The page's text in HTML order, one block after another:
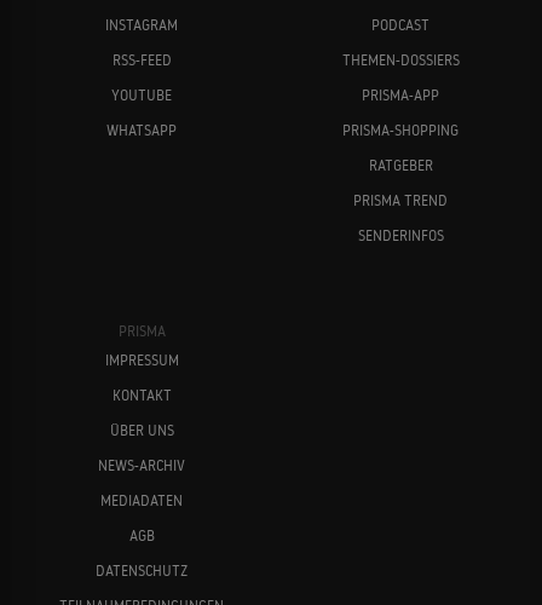
INSTAGRAM
RSS-FEED
YOUTUBE
WHATSAPP
PODCAST
THEMEN-DOSSIERS
PRISMA-APP
PRISMA-SHOPPING
RATGEBER
PRISMA TREND
SENDERINFOS
PRISMA
IMPRESSUM
KONTAKT
ÜBER UNS
NEWS-ARCHIV
MEDIADATEN
AGB
DATENSCHUTZ